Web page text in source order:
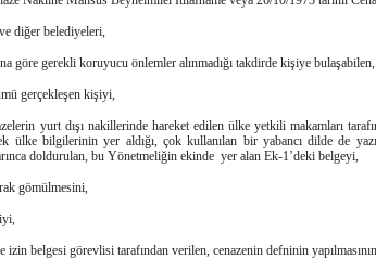
diğer belediyeleri,
göre gerekli koruyucu önlemler alınmadığı takdirde kişiye
gerçekleşen kişiyi,
yurt dışı nakillerinde hareket edilen ülke yetkili makamları
ülke bilgilerinin yer aldığı, çok kullanılan bir yabancı dilde de
doldurulan, bu Yönetmeliğin ekinde yer alan Ek-1’deki belgeyi,
gömülmesini,
izin belgesi görevlisi tarafından verilen, cenazenin defninin